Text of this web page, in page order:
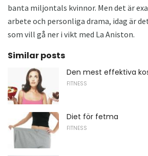
banta miljontals kvinnor. Men det är
arbete och personliga drama, idag är
som vill gå ner i vikt med La Aniston.
Similar posts
Den mest effektiva
FITNESS
Diet för fetma
FITNESS